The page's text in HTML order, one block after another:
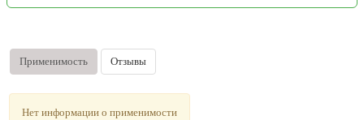
Применимость Отзывы
Нет информации о применимости